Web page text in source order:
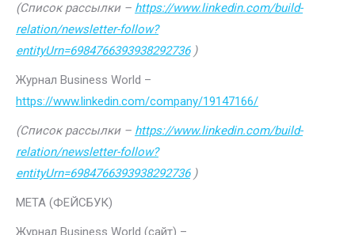
(Список рассылки – https://www.linkedin.com/build-
relation/newsletter-follow?
entityUrn=6984766393938292736)
Журнал Business World –
https://www.linkedin.com/company/19147166/
(Список рассылки – https://www.linkedin.com/build-
relation/newsletter-follow?
entityUrn=6984766393938292736)
МЕТА (ФЕЙСБУК)
Журнал Business World (сайт) –